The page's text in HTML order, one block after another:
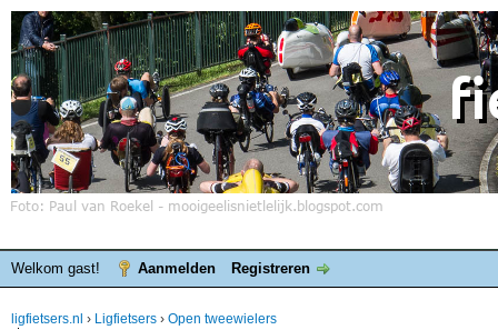
Welkom gast! Aanmelden Registreren
ligfietsers.nl › Ligfietsers › Open tweewielers